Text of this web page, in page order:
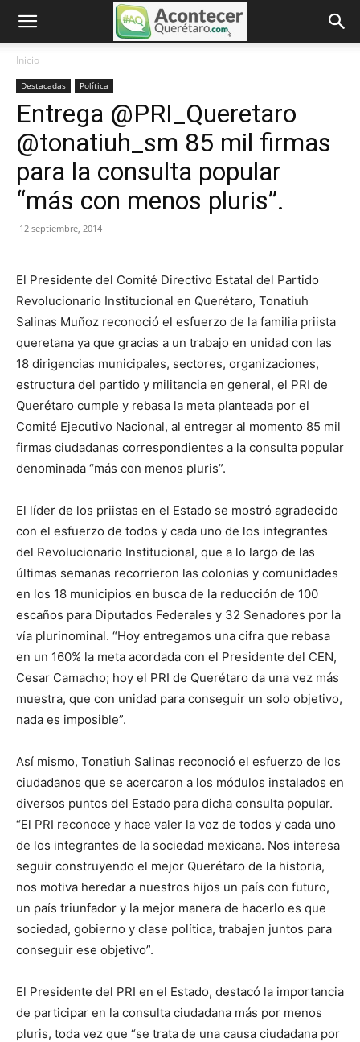
Inicio
Destacadas Política
Entrega @PRI_Queretaro
@tonatiuh_sm 85 mil firmas
para la consulta popular
“más con menos pluris”.
12 septiembre, 2014
El Presidente del Comité Directivo Estatal del Partido
Revolucionario Institucional en Querétaro, Tonatiuh
Salinas Muñoz reconoció el esfuerzo de la familia priista
queretana ya que gracias a un trabajo en unidad con las
18 dirigencias municipales, sectores, organizaciones,
estructura del partido y militancia en general, el PRI de
Querétaro cumple y rebasa la meta planteada por el
Comité Ejecutivo Nacional, al entregar al momento 85 mil
firmas ciudadanas correspondientes a la consulta popular
denominada “más con menos pluris”.
El líder de los priistas en el Estado se mostró agradecido
con el esfuerzo de todos y cada uno de los integrantes
del Revolucionario Institucional, que a lo largo de las
últimas semanas recorrieron las colonias y comunidades
en los 18 municipios en busca de la reducción de 100
escaños para Diputados Federales y 32 Senadores por la
vía plurinominal. “Hoy entregamos una cifra que rebasa
en un 160% la meta acordada con el Presidente del CEN,
Cesar Camacho; hoy el PRI de Querétaro da una vez más
muestra, que con unidad para conseguir un solo objetivo,
nada es imposible”.
Así mismo, Tonatiuh Salinas reconoció el esfuerzo de los
ciudadanos que se acercaron a los módulos instalados en
diversos puntos del Estado para dicha consulta popular.
“El PRI reconoce y hace valer la voz de todos y cada uno
de los integrantes de la sociedad mexicana. Nos interesa
seguir construyendo el mejor Querétaro de la historia,
nos motiva heredar a nuestros hijos un país con futuro,
un país triunfador y la mejor manera de hacerlo es que
sociedad, gobierno y clase política, trabajen juntos para
conseguir ese objetivo”.
El Presidente del PRI en el Estado, destacó la importancia
de participar en la consulta ciudadana más por menos
pluris, toda vez que “se trata de una causa ciudadana por